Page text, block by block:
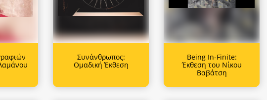
Συνάνθρωπος:
Ομαδική Έκθεση
Being In-Finite:
Έκθεση του Νίκου
Βαβάτση